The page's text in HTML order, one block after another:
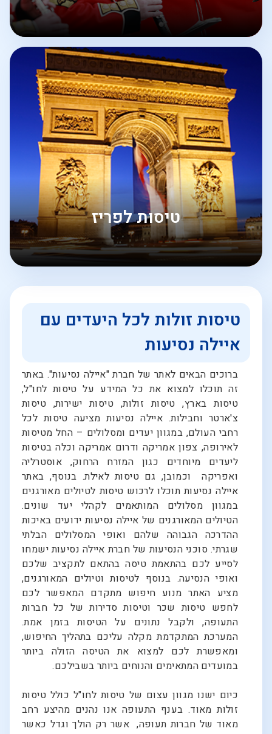
טיסות לפריז
טיסות זולות לכל היעדים עם
איילה נסיעות
ברוכים הבאים לאתר של חברת "איילה נסיעות". באתר
זה תוכלו למצוא את כל המידע על טיסות לחו"ל,
טיסות בארץ, טיסות זולות, טיסות ישירות, טיסות
צ'ארטר וחבילות. איילה נסיעות מציעה טיסות לכל
רחבי העולם, במגוון יעדים ומסלולים – החל מטיסות
לאירופה, צפון אמריקה ודרום אמריקה וכלה בטיסות
ליעדים מיוחדים כגון המזרח הרחוק, אוסטרליה
ואפריקה וכמובן, גם טיסות לאילת. בנוסף, באתר
איילה נסיעות תוכלו לרכוש טיסות לטיולים מאורגנים
במגוון מסלולים המותאמים לקהלי יעד שונים.
הטיולים המאורגנים של איילה נסיעות ידועים באיכות
ההדרכה הגבוהה שלהם ואופי המסלולים הבלתי
שגרתי. סוכני הנסיעות של חברת איילה נסיעות ישמחו
לסייע לכם בהתאמת טיסה בהתאם לתקציב שלכם
ואופי הנסיעה. בנוסף לטיסות וטיולים המאורגנים,
מציע האתר מנוע חיפוש מתקדם המאפשר לכם
לחפש טיסות שכר וטיסות סדירות של כל חברות
התעופה, ולקבל נתונים על הטיסות בזמן אמת.
המערכת המתקדמת מקלה עליכם בתהליך החיפוש,
ומאפשרת לכם למצוא את הטיסה הזולה ביותר
במועדים המתאימים והנוחים ביותר בשבילכם.
כיום ישנו מגוון עצום של טיסות לחו"ל כולל טיסות
זולות מאוד. בענף התעופה אנו נהנים מהיצע רחב
מאוד של חברות תעופה, אשר רק הולך וגדל כאשר